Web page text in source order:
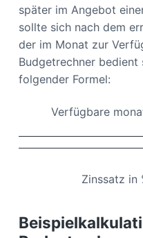
später im Angebot
sollte sich nach dem
der im Monat zur
Budgetrechner bedient
folgender Formel:
Verfügbare
Zinssatz in